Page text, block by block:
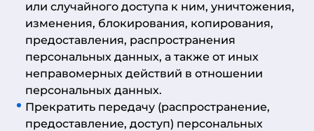
или случайного доступа к ним, уничтожения,
изменения, блокирования, копирования,
предоставления, распространения
персональных данных, а также от иных
неправомерных действий в отношении
персональных данных.
Прекратить передачу (распространение,
предоставление, доступ) персональных